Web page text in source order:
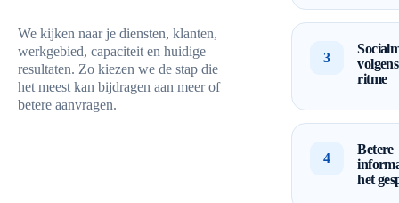
We kijken naar je diensten, klanten,
werkgebied, capaciteit en huidige
resultaten. Zo kiezen we de stap die
het meest kan bijdragen aan meer of
betere aanvragen.
3
ritme
4
Betere
het